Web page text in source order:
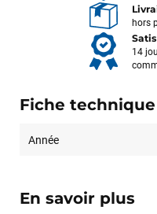
hors
14
Fiche technique
Année
En savoir plus